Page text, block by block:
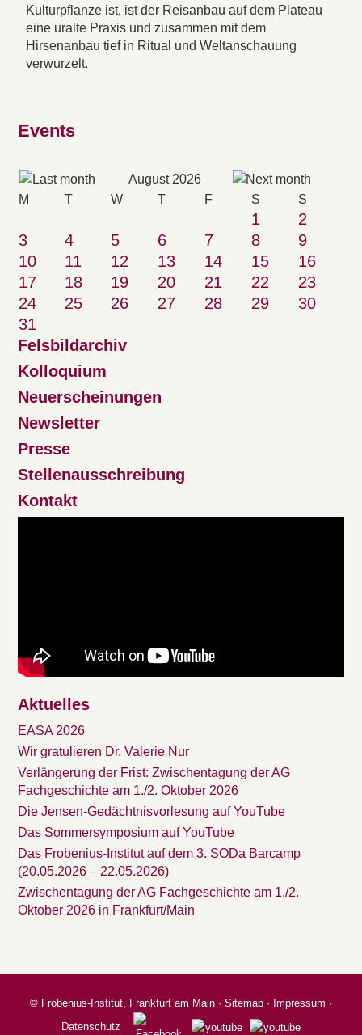
Kulturpflanze ist, ist der Reisanbau auf dem Plateau
eine uralte Praxis und zusammen mit dem
Hirsenanbau tief in Ritual und Weltanschauung
verwurzelt.
Events
August 2026
M T W T F S S
1
2
3
4 5 6 7 8
9
10
11 12 13 14 15
16
17
18 19 20 21 22
23
24
25 26 27 28 29
30
31
Felsbildarchiv
Kolloquium
Neuerscheinungen
Newsletter
Presse
Stellenausschreibung
Kontakt
Aktuelles
EASA 2026
Wir gratulieren Dr. Valerie Nur
Verlängerung der Frist: Zwischentagung der AG
Fachgeschichte am 1./2. Oktober 2026
Die Jensen-Gedächtnisvorlesung auf YouTube
Das Sommersymposium auf YouTube
Das Frobenius-Institut auf dem 3. SODa Barcamp
(20.05.2026 – 22.05.2026)
Zwischentagung der AG Fachgeschichte am 1./2.
Oktober 2026 in Frankfurt/Main
© Frobenius-Institut, Frankfurt am Main · Sitemap · Impressum ·
Datenschutz